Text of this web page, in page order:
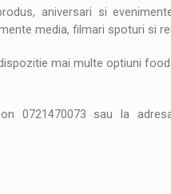
aniversari si
media, filmari spoturi si
mai multe optiuni food
0721470073 sau la